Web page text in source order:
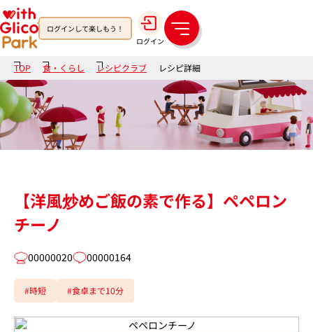
ログインして楽しもう！
ログイン
メ
ニ
ュ
ー
TOP 食・くらし レシピクラブ レシピ詳細
【洋風炒めご飯の素で作る】ペペロン
チーノ
00000020 00000164
#時短 #食卓まで10分